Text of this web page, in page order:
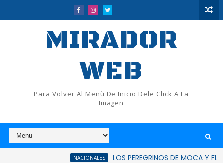
MIRADOR
WEB
Para Volver Al Menù De Inicio Dele Click A La
Imagen
LOS PEREGRINOS DE MOCA Y FLUP